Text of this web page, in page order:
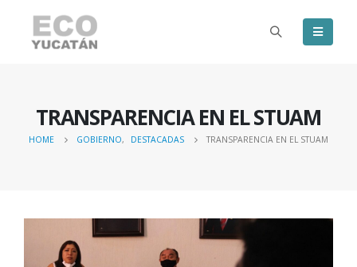
TRANSPARENCIA EN EL STUAM
HOME GOBIERNO, DESTACADAS TRANSPARENCIA EN EL STUAM